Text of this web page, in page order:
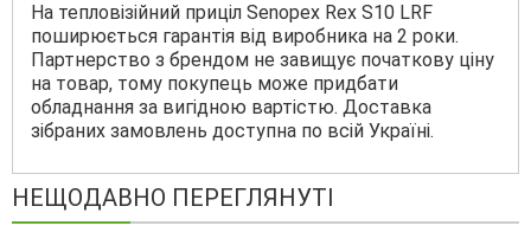
На тепловізійний приціл Senopex Rex S10 LRF
поширюється гарантія від виробника на 2 роки.
Партнерство з брендом не завищує початкову ціну
на товар, тому покупець може придбати
обладнання за вигідною вартістю. Доставка
зібраних замовлень доступна по всій Україні.
НЕЩОДАВНО ПЕРЕГЛЯНУТІ